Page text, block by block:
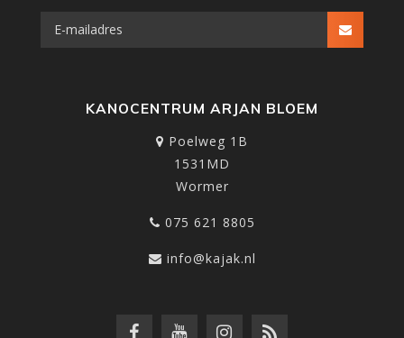
KANOCENTRUM ARJAN BLOEM
Poelweg 1B
1531MD
Wormer
075 621 8805
info@kajak.nl